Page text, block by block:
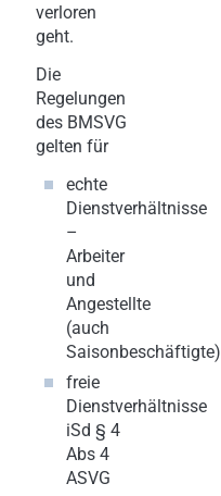
verloren
geht.
Die
Regelungen
des BMSVG
gelten für
echte
Dienstverhältnisse
–
Arbeiter
und
Angestellte
(auch
Saisonbeschäftigte)
freie
Dienstverhältnisse
iSd § 4
Abs 4
ASVG